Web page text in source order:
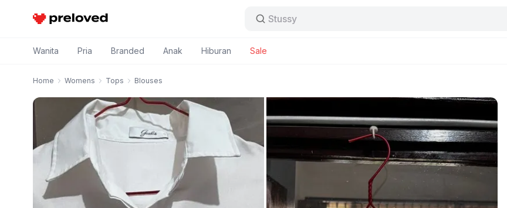
Preloved Indonesia Baggy jeans
Wanita Pria Branded Anak Hiburan Sale
Home Womens Tops Blouses